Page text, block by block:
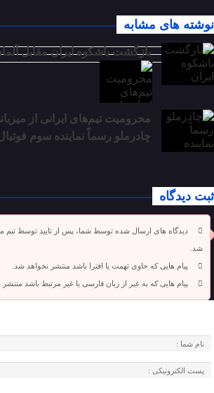
نوشته های مشابه
بازگشت باشکوه ایران مقابل
محرومیت تیم‌های ایرانی از
چادرملو رسماً نماینده سوم
ثبت دیدگاه
دیدگاه های ارسال شده توسط شما، پس از تایید توسط تیم
شد.
پیام هایی که حاوی تهمت یا افترا باشد منتشر نخواهد شد.
پیام هایی که به غیر از زبان فارسی یا غیر مرتبط باشد منتشر